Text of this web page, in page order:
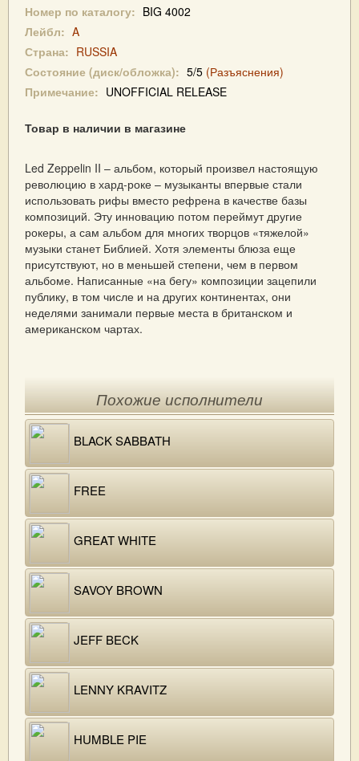
Номер по каталогу: BIG 4002
Лейбл: A
Страна: RUSSIA
Состояние (диск/обложка): 5/5 (Разъяснения)
Примечание: UNOFFICIAL RELEASE
Товар в наличии в магазине
Led Zeppelin II – альбом, который произвел настоящую
революцию в хард-роке – музыканты впервые стали
использовать рифы вместо рефрена в качестве базы
композиций. Эту инновацию потом переймут другие
рокеры, а сам альбом для многих творцов «тяжелой»
музыки станет Библией. Хотя элементы блюза еще
присутствуют, но в меньшей степени, чем в первом
альбоме. Написанные «на бегу» композиции зацепили
публику, в том числе и на других континентах, они
неделями занимали первые места в британском и
американском чартах.
Похожие исполнители
BLACK SABBATH
FREE
GREAT WHITE
SAVOY BROWN
JEFF BECK
LENNY KRAVITZ
HUMBLE PIE